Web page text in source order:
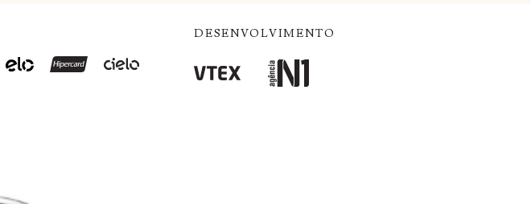
DESENVOLVIMENTO